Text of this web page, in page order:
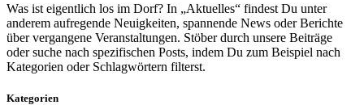
Was ist eigentlich los im Dorf? In „Aktuelles“ findest Du unter
anderem aufregende Neuigkeiten, spannende News oder Berichte
über vergangene Veranstaltungen. Stöber durch unsere Beiträge
oder suche nach spezifischen Posts, indem Du zum Beispiel nach
Kategorien oder Schlagwörtern filterst.
Kategorien